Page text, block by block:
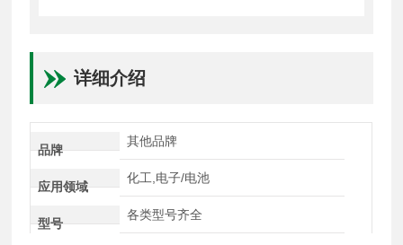
详细介绍
品牌
其他品牌
应用领域
化工,电子/电池
型号
各类型号齐全